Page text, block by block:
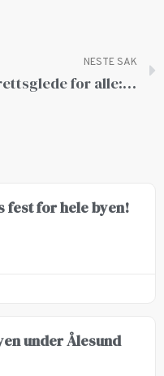
NESTE SAK
Idrettsglede for alle: Nytt tilbud i Ålesund Gymnastikk og Turnklubb
fest for hele byen!
under Ålesund